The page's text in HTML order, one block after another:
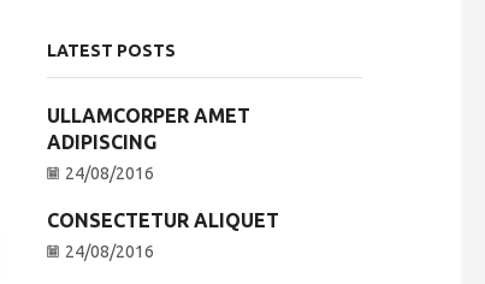
LATEST POSTS
ULLAMCORPER AMET
ADIPISCING
24/08/2016
CONSECTETUR ALIQUET
24/08/2016